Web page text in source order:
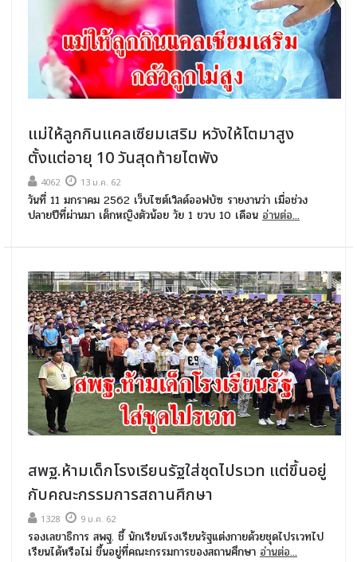
แม่ให้ลูกกินแคลเซียมเสริม หวังให้โตมาสูง
ตั้งแต่อายุ 10 วันสุดท้ายไตพัง
4062 13 ม.ค. 62
วันที่ 11 มกราคม 2562 เว็บไซต์เวิลด์ออฟบัซ รายงานว่า เมื่อช่วง
ปลายปีที่ผ่านมา เด็กหญิงตัวน้อย วัย 1 ขวบ 10 เดือน อ่านต่อ...
สพฐ.ห้ามเด็กโรงเรียนรัฐใส่ชุดไปรเวท แต่ขึ้นอยู่
กับคณะกรรมการสถานศึกษา
1328 9 ม.ค. 62
รองเลขาธิการ สพฐ. ชี้ นักเรียนโรงเรียนรัฐแต่งกายด้วยชุดไปรเวทไป
เรียนได้หรือไม่ ขึ้นอยู่ที่คณะกรรมการของสถานศึกษา อ่านต่อ...